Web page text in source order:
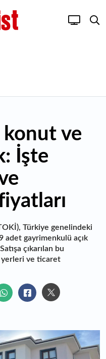
ve
İşte
Türkiye genelindeki
adet gayrimenkulü açık
çıkarılan bu
yerleri ve ticaret